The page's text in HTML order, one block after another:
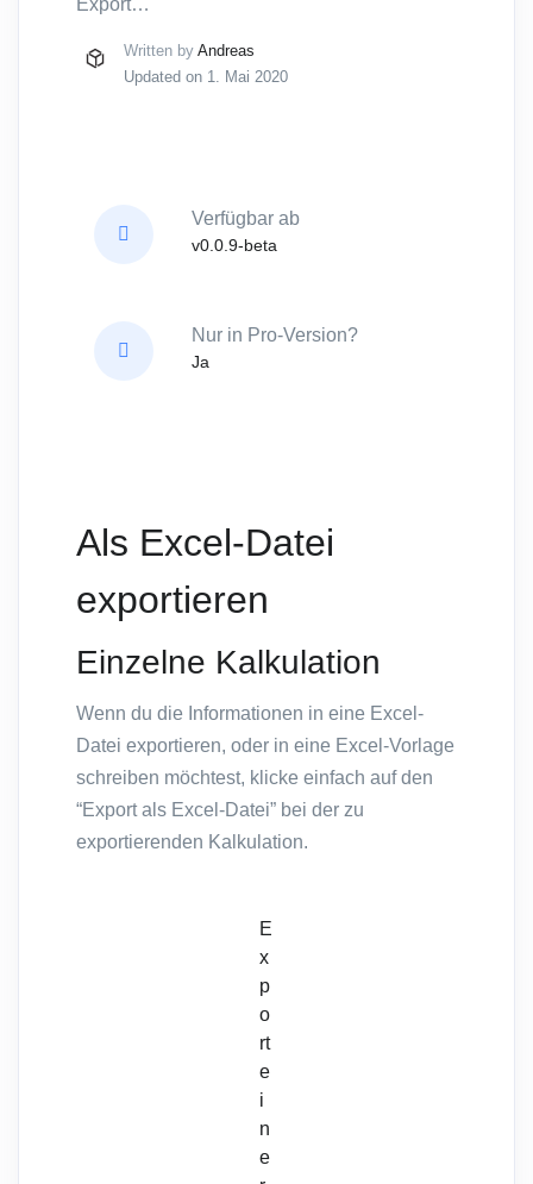
Export…
Written by Andreas
Updated on 1. Mai 2020
Verfügbar ab
v0.0.9-beta
Nur in Pro-Version?
Ja
Als Excel-Datei
exportieren
Einzelne Kalkulation
Wenn du die Informationen in eine Excel-
Datei exportieren, oder in eine Excel-Vorlage
schreiben möchtest, klicke einfach auf den
“Export als Excel-Datei” bei der zu
exportierenden Kalkulation.
E
x
p
o
rt
e
i
n
e